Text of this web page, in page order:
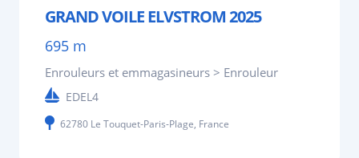
GRAND VOILE ELVSTROM 2025
695 m
Enrouleurs et emmagasineurs > Enrouleur
EDEL4
62780 Le Touquet-Paris-Plage, France